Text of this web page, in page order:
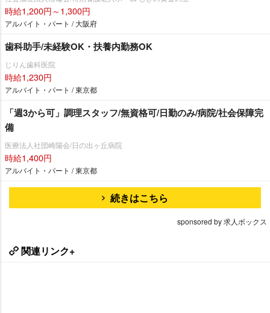
時給1,200円～1,300円
アルバイト・パート / 大阪府
歯科助手/未経験OK・扶養内勤務OK
じりん歯科医院
時給1,230円
アルバイト・パート / 東京都
「週3から可」調理スタッフ/無資格可/日勤のみ/病院/社会保障完
備
医療法人社団崎陽会/日の出ヶ丘病院
時給1,400円
アルバイト・パート / 東京都
続きはこちら
sponsored by 求人ボックス
関連リンク+